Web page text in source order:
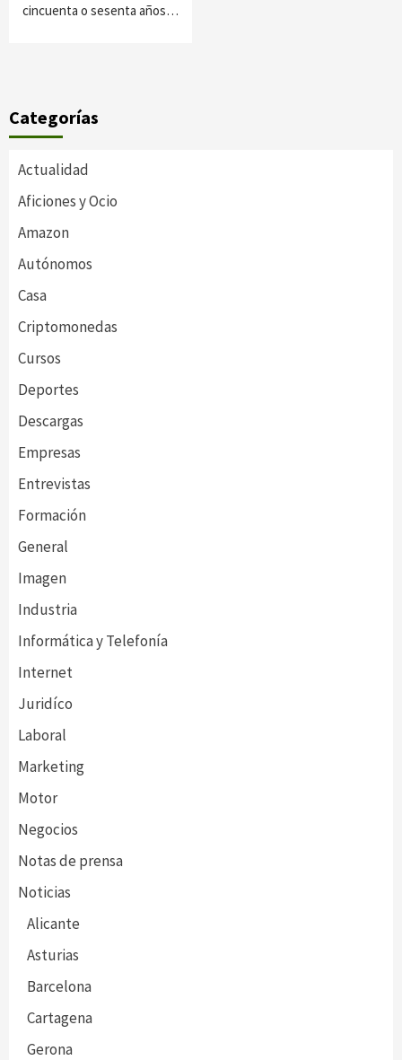
cincuenta o sesenta años…
Categorías
Actualidad
Aficiones y Ocio
Amazon
Autónomos
Casa
Criptomonedas
Cursos
Deportes
Descargas
Empresas
Entrevistas
Formación
General
Imagen
Industria
Informática y Telefonía
Internet
Juridíco
Laboral
Marketing
Motor
Negocios
Notas de prensa
Noticias
Alicante
Asturias
Barcelona
Cartagena
Gerona